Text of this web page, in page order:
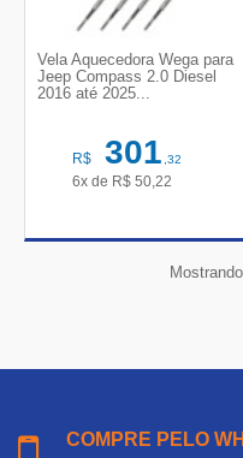
Vela Aquecedora Wega para
Jeep Compass 2.0 Diesel
2016 até 2025...
R$ 301,32
6x de R$ 50,22
COMPRE PELO